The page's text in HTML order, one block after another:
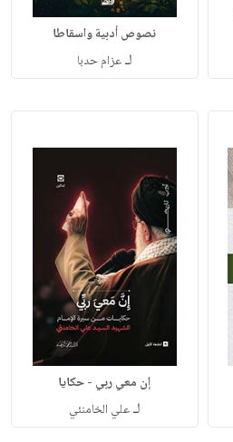
نصوص أدبية واسقاطا
لـعزام حدبا
إن معي ربي - حكايا
لـعلي الخامنئي